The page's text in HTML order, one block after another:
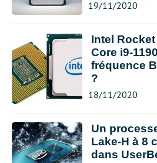
19/11/2020
Intel
Core i9-
fréquence
?
18/11/2020
Un
Lake-H à 8
dans